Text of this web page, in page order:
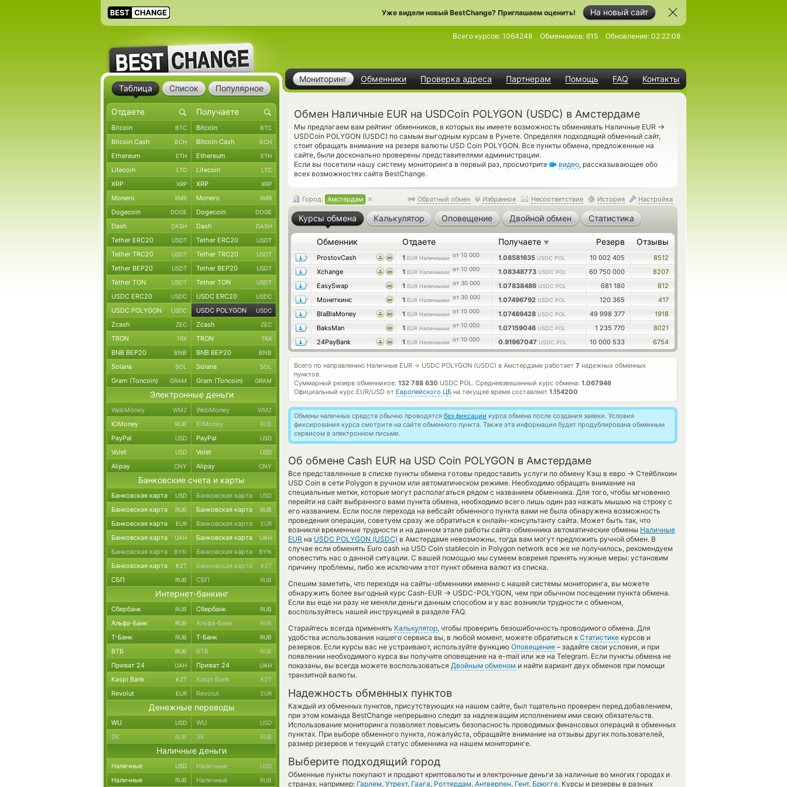
На новый сайт
Уже видели новый BestChange? Приглашаем оценить!
Мониторинг Обменники Проверка адреса Партнерам Помощь FAQ Контакты
Всего курсов: 1064248 Обменников: 615 Обновление: 02:22:08
Обмен Наличные EUR на USDCoin POLYGON (USDC) в Амстердаме
Мы предлагаем вам рейтинг обменников, в которых вы имеете возможность обменивать Наличные EUR →
USDCoin POLYGON (USDC) по самым выгодным курсам в Рунете. Определяя подходящий обменный сайт,
стоит обращать внимание на резерв валюты USD Coin POLYGON. Все пункты обмена, предложенные на
сайте, были досконально проверены представителями администрации.
Если вы посетили нашу систему мониторинга в первый раз, просмотрите
видео, рассказывающее обо
всех возможностях сайта BestChange.
Обратный обмен Избранное Несоответствие История Настройка
Город: Амстердам
Курсы обмена Калькулятор Оповещение Двойной обмен Статистика
Обменник Отдаете Получаете ▼ Резерв Отзывы
ProstovCash 1 EUR Наличными от 10 000 1.08581635 USDC POL 10 002 405
8512
Xchange
1 EUR Наличными от 10 000 1.08348773 USDC POL 60 750 000
8207
EasySwap
1 EUR Наличными от 30 000 1.07838486 USDC POL 681 180
812
Монеткинс
1 EUR Наличными от 30 000 1.07496792 USDC POL 120 365
417
BlaBlaMoney
1 EUR Наличными от 10 000 1.07489428 USDC POL 49 998 377
1918
BaksMan
1 EUR Наличными от 10 000 1.07159046 USDC POL 1 235 770
8021
24PayBank
1 EUR Наличными от 10 000 0.91967047 USDC POL 10 000 533 6754
Всего по направлению Наличные EUR → USDC POLYGON (USDC) в Амстердаме работает 7 надежных обменных
пунктов.
Суммарный резерв обменников: 132 788 630 USDC POL. Средневзвешенный курс обмена: 1.067946
Официальный курс EUR/USD от Европейского ЦБ на текущее время составляет 1.154200
Обмены наличных средств обычно проводятся без фиксации курса обмена после создания заявки. Условия
фиксирования курса смотрите на сайте обменного пункта. Также эта информация будет продублирована обменным
сервисом в электронном письме.
Об обмене Cash EUR на USD Coin POLYGON в Амстердаме
Все представленные в списке пункты обмена готовы предоставить услуги по обмену Кэш в евро → Стейблкоин
USD Coin в сети Polygon в ручном или автоматическом режиме. Необходимо обращать внимание на
специальные метки, которые могут располагаться рядом с названием обменника. Для того, чтобы мгновенно
перейти на сайт выбранного вами пункта обмена, необходимо всего лишь один раз нажать мышью на строку с
его названием. Если после перехода на вебсайт обменного пункта вами не была обнаружена возможность
проведения операции, советуем сразу же обратиться к онлайн-консультанту сайта. Может быть так, что
возникли временные трудности и на данном этапе работы сайта-обменника автоматические обмены Наличные
EUR на USDC POLYGON (USDC) в Амстердаме невозможны, тогда вам могут предложить ручной обмен. В
случае если обменять Euro cash на USD Coin stablecoin in Polygon network все же не получилось, рекомендуем
оповестить нас о данной ситуации. С вашей помощью мы сумеем вовремя принять нужные меры: установим
причину проблемы, либо же исключим этот пункт обмена валют из списка.
Спешим заметить, что переходя на сайты-обменники именно с нашей системы мониторинга, вы можете
обнаружить более выгодный курс Cash-EUR → USDC-POLYGON, чем при обычном посещении пункта обмена.
Если вы еще ни разу не меняли деньги данным способом и у вас возникли трудности с обменом,
воспользуйтесь нашей инструкцией в разделе FAQ.
Старайтесь всегда применять Калькулятор, чтобы проверить безошибочность проводимого обмена. Для
удобства использования нашего сервиса вы, в любой момент, можете обратиться к Статистике курсов и
резервов. Если курсы вас не устраивают, используйте функцию Оповещение – задайте свои условия, и при
появлении необходимого курса вы получите оповещение на e-mail или же на Telegram. Если пункты обмена не
показаны, вы всегда можете воспользоваться Двойным обменом и найти вариант двух обменов при помощи
транзитной валюты.
Надежность обменных пунктов
Каждый из обменных пунктов, присутствующих на нашем сайте, был тщательно проверен перед добавлением,
при этом команда BestChange непрерывно следит за надлежащим исполнением ими своих обязательств.
Использование мониторинга позволяет повысить безопасность проводимых финансовых операций в обменных
пунктах. При выборе обменного пункта, пожалуйста, обращайте внимание на отзывы других пользователей,
размер резервов и текущий статус обменника на нашем мониторинге.
Выберите подходящий город
Обменные пункты покупают и продают криптовалюты и электронные деньги за наличные во многих городах и
странах, например: Гарлем, Утрехт, Гаага, Роттердам, Антверпен, Гент, Брюгге. Курсы и резервы в разных
Таблица Список Популярное
Bitcoin BTC Bitcoin BTC
Bitcoin Cash BCH Bitcoin Cash BCH
Ethereum ETH Ethereum ETH
Litecoin LTC Litecoin LTC
XRP XRP XRP XRP
Monero XMR Monero XMR
Dogecoin DOGE Dogecoin DOGE
Dash DASH Dash DASH
Tether ERC20 USDT Tether ERC20 USDT
Tether TRC20 USDT Tether TRC20 USDT
Tether BEP20 USDT Tether BEP20 USDT
Tether TON USDT Tether TON USDT
USDC ERC20 USDC USDC ERC20 USDC
USDC POLYGON USDC USDC POLYGON USDC
Zcash ZEC Zcash ZEC
TRON TRX TRON TRX
BNB BEP20 BNB BNB BEP20 BNB
Solana SOL Solana SOL
Gram (Toncoin) GRAM Gram (Toncoin) GRAM
Электронные деньги
WebMoney WMZ WebMoney WMZ
ЮMoney RUB ЮMoney RUB
PayPal USD PayPal USD
Volet USD Volet USD
Alipay CNY Alipay CNY
Банковские счета и карты
Банковская карта USD Банковская карта USD
Банковская карта RUB Банковская карта RUB
Банковская карта EUR Банковская карта EUR
Банковская карта UAH Банковская карта UAH
Банковская карта BYN Банковская карта BYN
Банковская карта KZT Банковская карта KZT
СБП RUB СБП RUB
Интернет-банкинг
Сбербанк RUB Сбербанк RUB
Альфа-Банк RUB Альфа-Банк RUB
Т-Банк RUB Т-Банк RUB
ВТБ RUB ВТБ RUB
Приват 24 UAH Приват 24 UAH
Kaspi Bank KZT Kaspi Bank KZT
Revolut EUR Revolut EUR
Денежные переводы
WU USD WU USD
ЗК RUB ЗК RUB
Наличные деньги
Наличные USD Наличные USD
Наличные RUB Наличные RUB